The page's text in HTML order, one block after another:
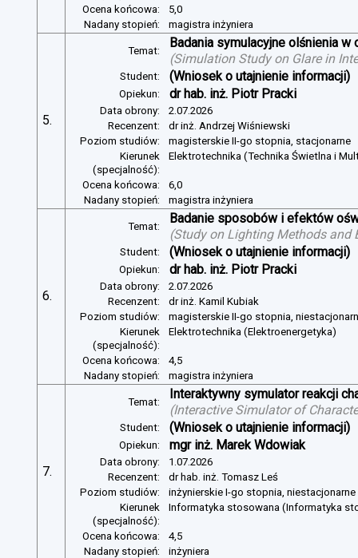
Ocena końcowa:
5,0
Nadany stopień:
magistra inżyniera
5.
Temat:
Badania symulacyjne olśnienia
(Simulation Study on Glare in
Student: (Wniosek o utajnienie informacji)
Opiekun: dr hab. inż. Piotr Pracki
Data obrony:
2.07.2026
Recenzent:
dr inż. Andrzej Wiśniewski
Poziom studiów:
magisterskie II-go stopnia, stacjonarne
Kierunek
(specjalność):
Elektrotechnika (Technika Świetlna i
Ocena końcowa:
6,0
Nadany stopień:
magistra inżyniera
6.
Temat:
Badanie sposobów i efektów
(Study on Lighting Methods and
Student: (Wniosek o utajnienie informacji)
Opiekun: dr hab. inż. Piotr Pracki
Data obrony:
2.07.2026
Recenzent:
dr inż. Kamil Kubiak
Poziom studiów:
magisterskie II-go stopnia,
Kierunek
(specjalność):
Elektrotechnika (Elektroenergetyka)
Ocena końcowa:
4,5
Nadany stopień:
magistra inżyniera
7.
Temat:
Interaktywny symulator reakcji
(Interactive Simulator of
Student: (Wniosek o utajnienie informacji)
Opiekun: mgr inż. Marek Wdowiak
Data obrony:
1.07.2026
Recenzent:
dr hab. inż. Tomasz Leś
Poziom studiów:
inżynierskie I-go stopnia, niestacjonarne
Kierunek
(specjalność):
Informatyka stosowana (Informatyka
Ocena końcowa:
4,5
Nadany stopień:
inżyniera